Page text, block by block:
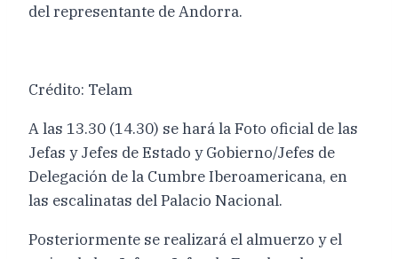
del representante de Andorra.
Crédito: Telam
A las 13.30 (14.30) se hará la Foto oficial de las
Jefas y Jefes de Estado y Gobierno/Jefes de
Delegación de la Cumbre Iberoamericana, en
las escalinatas del Palacio Nacional.
Posteriormente se realizará el almuerzo y el